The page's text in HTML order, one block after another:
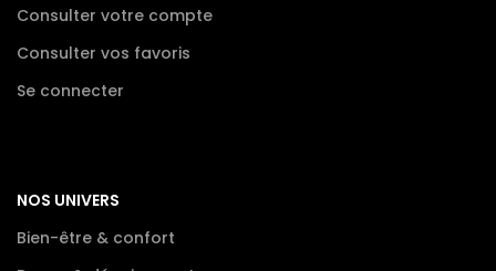
Consulter votre compte
Consulter vos favoris
Se connecter
NOS UNIVERS
Bien-être & confort